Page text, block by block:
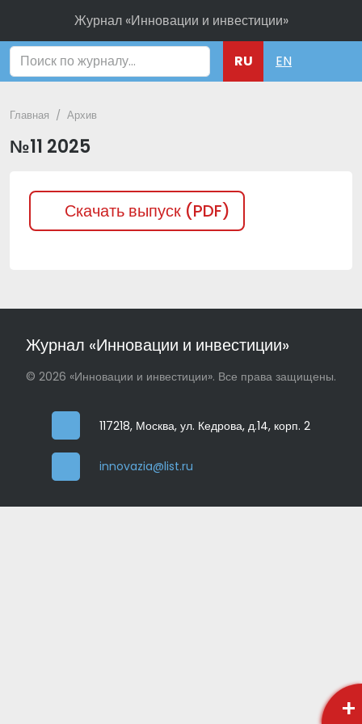
Журнал «Инновации и инвестиции»
RU EN
Главная Архив
№11 2025
Скачать выпуск (PDF)
Журнал «Инновации и инвестиции»
© 2026 «Инновации и инвестиции». Все права защищены.
117218, Москва, ул. Кедрова, д.14, корп. 2
innovazia@list.ru
+